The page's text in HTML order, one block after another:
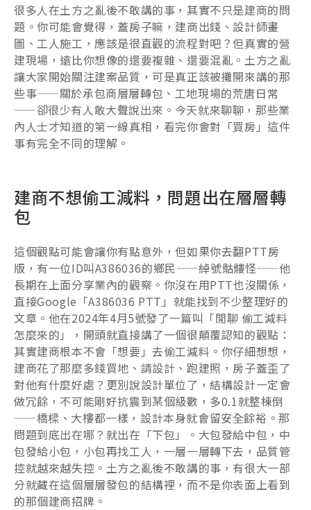
很多人在土方之亂後不敢講的事，其實不只是建商的問
題。你可能會覺得，蓋房子嘛，建商出錢、設計師畫
圖、工人施工，應該是很直觀的流程對吧？但真實的營
建現場，遠比你想像的還要複雜、還要混亂。土方之亂
讓大家開始關注建案品質，可是真正該被攤開來講的那
些事——關於承包商層層轉包、工地現場的荒唐日常
——卻很少有人敢大聲說出來。今天就來聊聊，那些業
內人士才知道的第一線真相，看完你會對「買房」這件
事有完全不同的理解。
建商不想偷工減料，問題出在層層轉
包
這個觀點可能會讓你有點意外，但如果你去翻PTT房
版，有一位ID叫A386036的鄉民——綽號骷髏怪——他
長期在上面分享業內的觀察。你沒在用PTT也沒關係，
直接Google「A386036 PTT」就能找到不少整理好的
文章。他在2024年4月5號發了一篇叫「閒聊 偷工減料
怎麼來的」，開頭就直接講了一個很顛覆認知的觀點：
其實建商根本不會「想要」去偷工減料。你仔細想想，
建商花了那麼多錢買地、請設計、跑建照，房子蓋歪了
對他有什麼好處？更別說設計單位了，結構設計一定會
做冗餘，不可能剛好抗震到某個級數，多0.1就整棟倒
——橋樑、大樓都一樣，設計本身就會留安全餘裕。那
問題到底出在哪？就出在「下包」。大包發給中包，中
包發給小包，小包再找工人，一層一層轉下去，品質管
控就越來越失控。土方之亂後不敢講的事，有很大一部
分就藏在這個層層發包的結構裡，而不是你表面上看到
的那個建商招牌。